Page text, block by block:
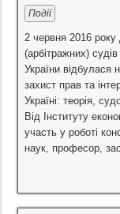
Події
2 червня 2016 року
(арбітражних)
України відбулася
захист прав та
Україні: теорія,
Від Інституту
участь у роботі
наук, професор,